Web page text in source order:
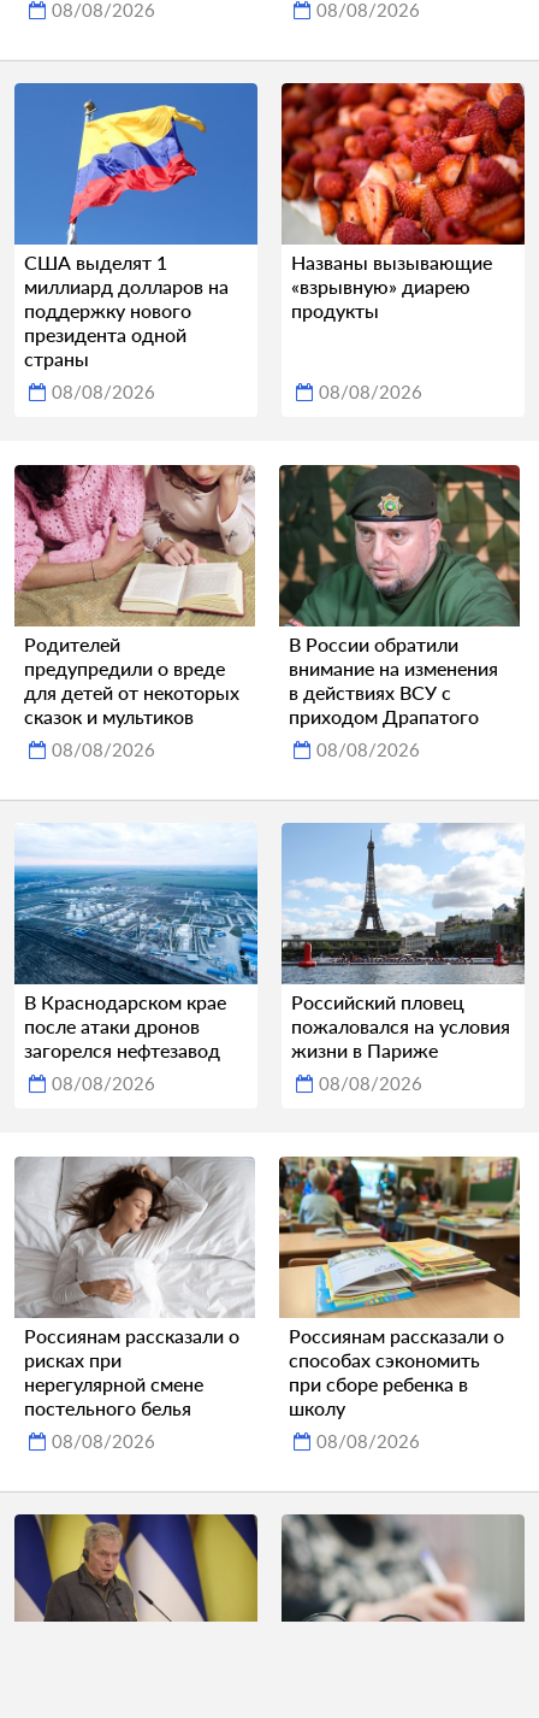
08/08/2026 08/08/2026
США выделят 1
миллиард долларов на
поддержку нового
президента одной
страны
08/08/2026
Названы вызывающие
«взрывную» диарею
продукты
08/08/2026
Родителей
предупредили о вреде
для детей от некоторых
сказок и мультиков
08/08/2026
В России обратили
внимание на изменения
в действиях ВСУ с
приходом Драпатого
08/08/2026
В Краснодарском крае
после атаки дронов
загорелся нефтезавод
08/08/2026
Российский пловец
пожаловался на условия
жизни в Париже
08/08/2026
Россиянам рассказали о
рисках при
нерегулярной смене
постельного белья
08/08/2026
Россиянам рассказали о
способах сэкономить
при сборе ребенка в
школу
08/08/2026